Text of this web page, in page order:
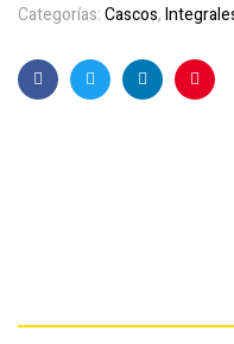
Categorías:Cascos,
FacebookTwitterLinkedin